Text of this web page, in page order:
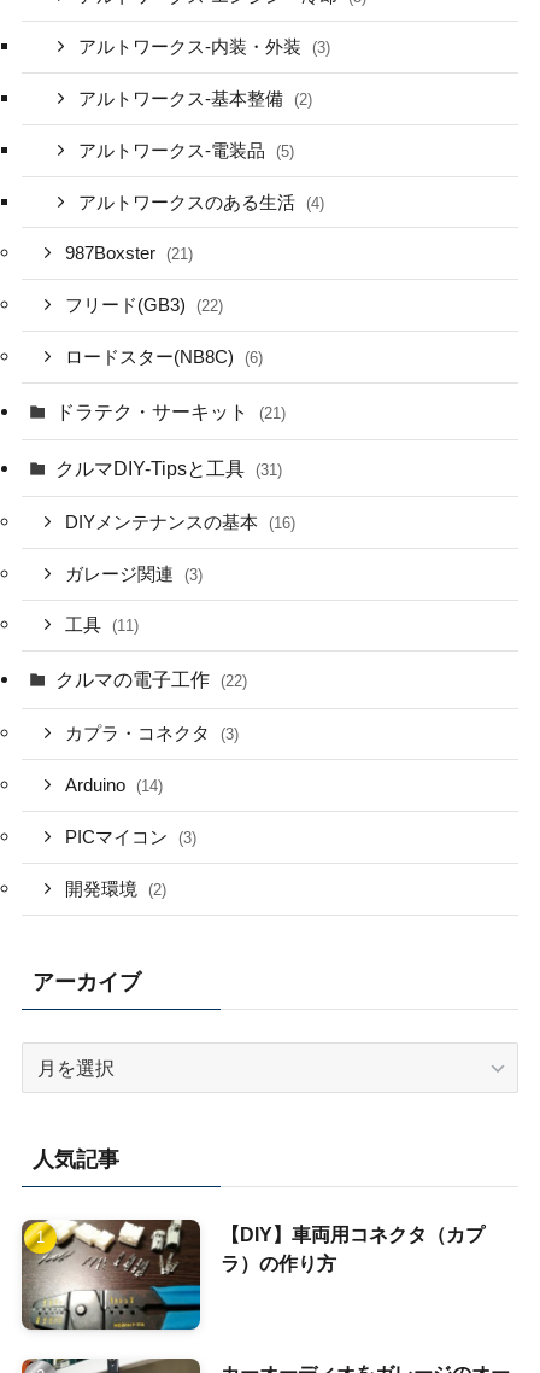
アルトワークス-内装・外装 (3)
アルトワークス-基本整備 (2)
アルトワークス-電装品 (5)
アルトワークスのある生活 (4)
987Boxster (21)
フリード(GB3) (22)
ロードスター(NB8C) (6)
ドラテク・サーキット (21)
クルマDIY-Tipsと工具 (31)
DIYメンテナンスの基本 (16)
ガレージ関連 (3)
工具 (11)
クルマの電子工作 (22)
カプラ・コネクタ (3)
Arduino (14)
PICマイコン (3)
開発環境 (2)
アーカイブ
ブ
人気記事
【DIY】車両用コネクタ（カプ
ラ）の作り方